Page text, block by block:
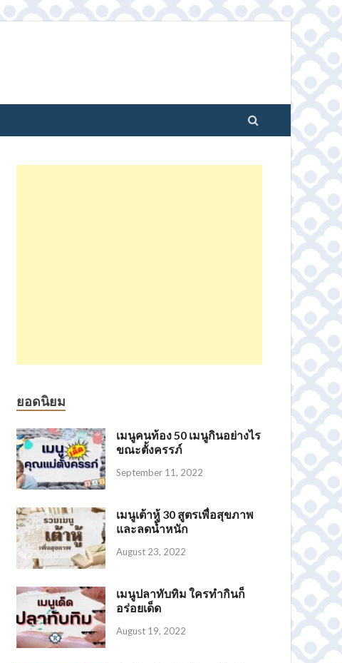
ยอดนิยม
เมนูคนท้อง 50 เมนูกินอย่างไร
ขณะตั้งครรภ์
September 11, 2022
เมนูเต้าหู้ 30 สูตรเพื่อสุขภาพ
และลดน้ำหนัก
August 23, 2022
เมนูปลาทับทิม ใครทำกินก็
อร่อยเด็ด
August 19, 2022